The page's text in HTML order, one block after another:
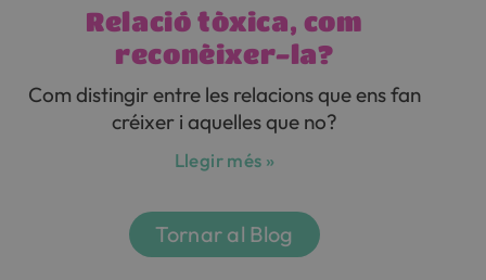
Relació tòxica, com
reconèixer-la?
Com distingir entre les relacions que ens fan
créixer i aquelles que no?
Llegir més »
Tornar al Blog